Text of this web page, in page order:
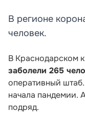
В регионе
человек.
В Краснодарском
заболели 265
оперативный
начала пандемии.
подряд.